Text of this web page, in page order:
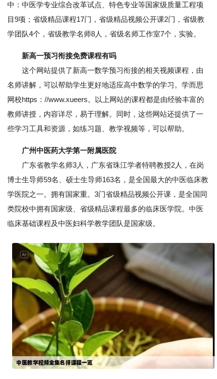
中：中医学专业综合改革试点、特色专业等国家级质量工程项
目9项；省级精品课程17门，省级精品视频公开课2门，省级教
学团队4个，省级教学名师8人，省级名师工作室7个，实验。
新高一预习衔接免费课程有吗
这个网站提供了新高一数学预习衔接的相关视频课程，由
名师讲解，可以帮助学生更好地适应高中数学的学习。学而思
网校https：//www.xueers。以上网站的课程都是由经验丰富的
教师讲授，内容详尽，易于理解。同时，这些网站还提供了一
些学习工具和资源，如练习题、教学视频等，可以帮助。
广州中医药大学第一附属医院
广东省教学名师3人，广东省珠江学者特聘教授2人，在岗
博士生导师59名、硕士生导师163名，是全国最大的中医临床教
学医院之一。拥有国家重。3门省级精品视频公开课，是全国同
类院校中拥有国家级、省级精品课程最多的临床医学院。中医
临床基础课程及中医妇科学教学团队是国家级。